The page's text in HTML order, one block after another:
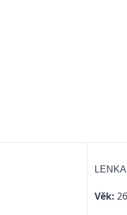
Věk: